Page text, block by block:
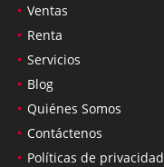
Ventas
Renta
Servicios
Blog
Quiénes Somos
Contáctenos
Políticas de privacidad